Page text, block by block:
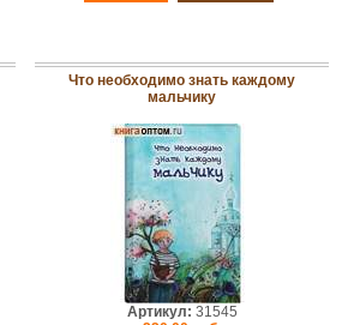
Что необходимо знать каждому
мальчику
Артикул: 31545